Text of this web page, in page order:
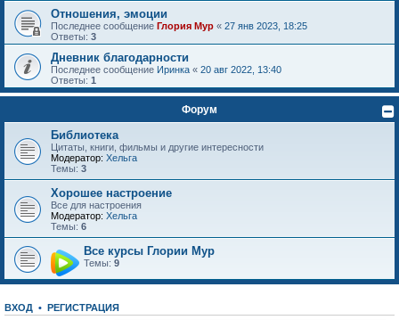
Отношения, эмоции
Последнее сообщение Глория Мур « 27 янв 2023, 18:25
Ответы: 3
Дневник благодарности
Последнее сообщение Иринка « 20 авг 2022, 13:40
Ответы: 1
Форум
Библиотека
Цитаты, книги, фильмы и другие интересности
Модератор: Хельга
Темы: 3
Хорошее настроение
Все для настроения
Модератор: Хельга
Темы: 6
Все курсы Глории Мур
Темы: 9
ВХОД • РЕГИСТРАЦИЯ